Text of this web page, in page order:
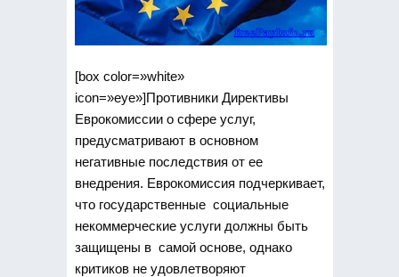
[box color=»white»
icon=»eye»]Противники Директивы
Еврокомиссии о сфере услуг,
предусматривают в основном
негативные последствия от ее
внедрения. Еврокомиссия подчеркивает,
что государственные социальные
некоммерческие услуги должны быть
защищены в самой основе, однако
критиков не удовлетворяют